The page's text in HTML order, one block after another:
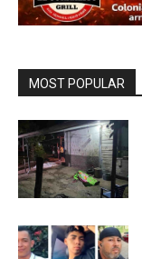
MOST POPULAR